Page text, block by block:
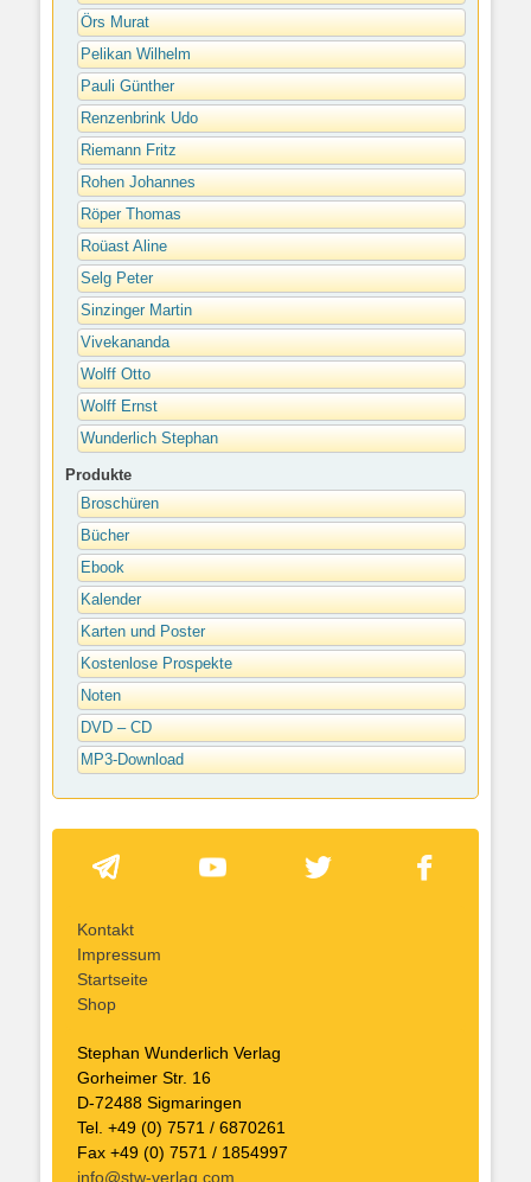
Örs Murat
Pelikan Wilhelm
Pauli Günther
Renzenbrink Udo
Riemann Fritz
Rohen Johannes
Röper Thomas
Roüast Aline
Selg Peter
Sinzinger Martin
Vivekananda
Wolff Otto
Wolff Ernst
Wunderlich Stephan
Produkte
Broschüren
Bücher
Ebook
Kalender
Karten und Poster
Kostenlose Prospekte
Noten
DVD – CD
MP3-Download
Kontakt
Impressum
Startseite
Shop
Stephan Wunderlich Verlag
Gorheimer Str. 16
D-72488 Sigmaringen
Tel. +49 (0) 7571 / 6870261
Fax +49 (0) 7571 / 1854997
info@stw-verlag.com